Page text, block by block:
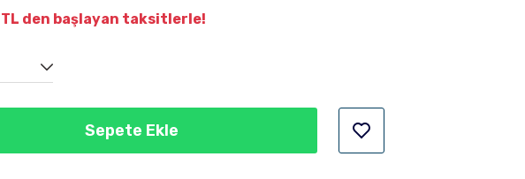
TL den başlayan taksitlerle!
Sepete Ekle